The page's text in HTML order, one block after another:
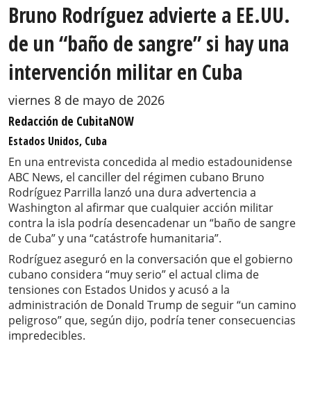
Bruno Rodríguez advierte a EE.UU.
de un “baño de sangre” si hay una
intervención militar en Cuba
viernes 8 de mayo de 2026
Redacción de CubitaNOW
Estados Unidos, Cuba
En una entrevista concedida al medio estadounidense
ABC News, el canciller del régimen cubano Bruno
Rodríguez Parrilla lanzó una dura advertencia a
Washington al afirmar que cualquier acción militar
contra la isla podría desencadenar un “baño de sangre
de Cuba” y una “catástrofe humanitaria”.
Rodríguez aseguró en la conversación que el gobierno
cubano considera “muy serio” el actual clima de
tensiones con Estados Unidos y acusó a la
administración de Donald Trump de seguir “un camino
peligroso” que, según dijo, podría tener consecuencias
impredecibles.